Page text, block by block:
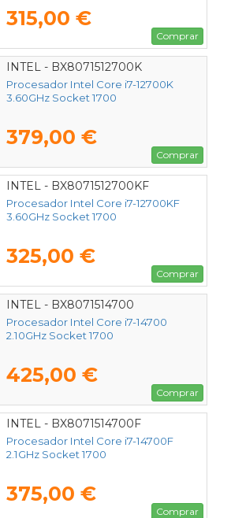
315,00 €
Comprar
INTEL - BX8071512700K
Procesador Intel Core i7-12700K
3.60GHz Socket 1700
379,00 €
Comprar
INTEL - BX8071512700KF
Procesador Intel Core i7-12700KF
3.60GHz Socket 1700
325,00 €
Comprar
INTEL - BX8071514700
Procesador Intel Core i7-14700
2.10GHz Socket 1700
425,00 €
Comprar
INTEL - BX8071514700F
Procesador Intel Core i7-14700F
2.1GHz Socket 1700
375,00 €
Comprar